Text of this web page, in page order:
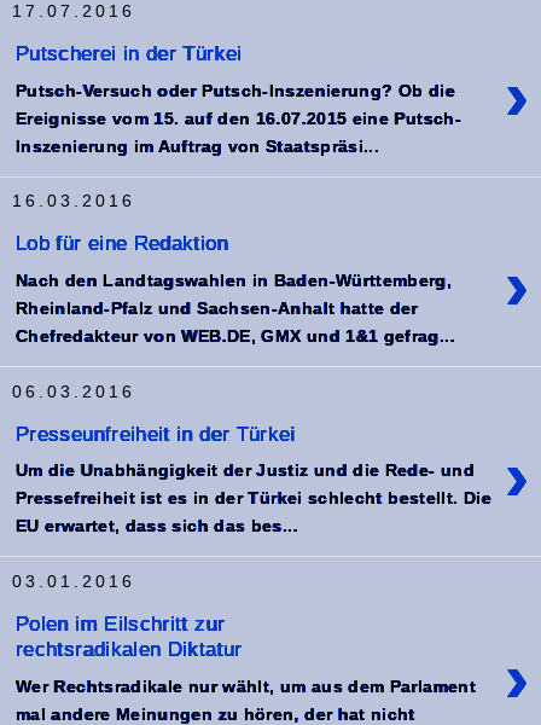
17.07.2016
Putscherei in der Türkei
›
Putsch-Versuch oder Putsch-Inszenierung? Ob die
Ereignisse vom 15. auf den 16.07.2015 eine Putsch-
Inszenierung im Auftrag von Staatspräsi...
16.03.2016
Lob für eine Redaktion
›
Nach den Landtagswahlen in Baden-Württemberg,
Rheinland-Pfalz und Sachsen-Anhalt hatte der
Chefredakteur von WEB.DE, GMX und 1&1 gefrag...
06.03.2016
Presseunfreiheit in der Türkei
›
Um die Unabhängigkeit der Justiz und die Rede- und
Pressefreiheit ist es in der Türkei schlecht bestellt. Die
EU erwartet, dass sich das bes...
03.01.2016
Polen im Eilschritt zur
rechtsradikalen Diktatur
›
Wer Rechtsradikale nur wählt, um aus dem Parlament
mal andere Meinungen zu hören, der hat nicht